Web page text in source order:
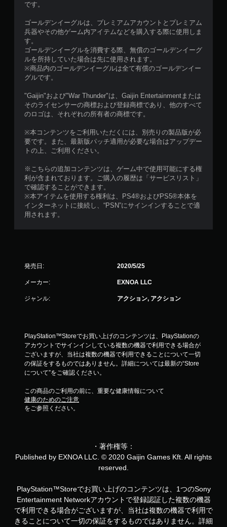
です。
ゴールデンイーグルは、プレミアムアカウントとプレミアム
兵器やその他ゲーム内アイテムなどを購入する際に使用しま
す。
ゴールデンイーグルを消費する際、無償のゴールデンイーグ
ルを所持していた場合は先に使用されます。
※商品内のゴールデンイーグルは全て有償のゴールデンイー
グルです。
"Gaijin"および"War Thunder"は、Gaijin Entertainmentまたは
そのライセンサーの商標および登録商標であり、他のすべて
のロゴは、それぞれの所有者の商標です。
※本コンテンツをご利用いただくには、別売りの製品版が必
要です。また、最新版パッチ適用が必要な場合はアップデー
トの上、ご利用ください。
※こちらの追加コンテンツは、ゲーム中で使用可能にする権
利が含まれております。ご購入の履歴は「サービスリスト」
で確認することができます。
※本アイテムを使用する権利は、PS4®およびPS5®本体を
インターネットに接続し、“PSN”にサインインすることで適
用されます。
発売日: 2020/5/25
メーカー: EXNOA LLC
ジャンル: アクション, アクション
PlayStation™Storeでお買い上げのコンテンツは、PlayStationの
アカウントでサインインしている複数の機器で利用できる場合が
ございますが、当社は複数の機器で利用できることについて一切
の保証をするものではありません。詳細については最新の“Store
について”をご確認ください。
この商品のご利用の前に、重要な健康情報について
健康のためのご注意
をご参照ください。
・著作権等：
Published by EXNOA LLC. © 2020 Gaijin Games Kft. All rights
reserved.
PlayStation™Storeでお買い上げのコンテンツは、1つのSony
Entertainment Networkアカウントで登録認証した複数の機器
で利用できる場合がございますが、当社は複数の機器で利用で
きることについて一切の保証をするものではありません。詳細